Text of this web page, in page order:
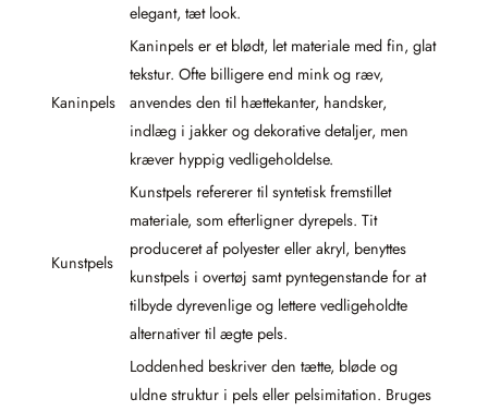
elegant, tæt look.
Kaninpels
Kaninpels er et blødt, let materiale med fin, glat
tekstur. Ofte billigere end mink og ræv,
anvendes den til hættekanter, handsker,
indlæg i jakker og dekorative detaljer, men
kræver hyppig vedligeholdelse.
Kunstpels
Kunstpels refererer til syntetisk fremstillet
materiale, som efterligner dyrepels. Tit
produceret af polyester eller akryl, benyttes
kunstpels i overtøj samt pyntegenstande for at
tilbyde dyrevenlige og lettere vedligeholdte
alternativer til ægte pels.
Loddenhed beskriver den tætte, bløde og
uldne struktur i pels eller pelsimitation. Bruges